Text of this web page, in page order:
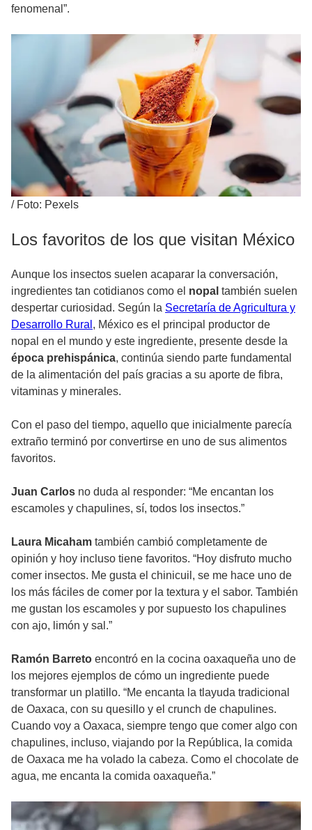
fenomenal”.
/ Foto: Pexels
Los favoritos de los que visitan México
Aunque los insectos suelen acaparar la conversación,
ingredientes tan cotidianos como el nopal también suelen
despertar curiosidad. Según la Secretaría de Agricultura y
Desarrollo Rural , México es el principal productor de
nopal en el mundo y este ingrediente, presente desde la
época prehispánica, continúa siendo parte fundamental
de la alimentación del país gracias a su aporte de fibra,
vitaminas y minerales.
Con el paso del tiempo, aquello que inicialmente parecía
extraño terminó por convertirse en uno de sus alimentos
favoritos.
Juan Carlos no duda al responder: “Me encantan los
escamoles y chapulines, sí, todos los insectos.”
Laura Micaham también cambió completamente de
opinión y hoy incluso tiene favoritos. “Hoy disfruto mucho
comer insectos. Me gusta el chinicuil, se me hace uno de
los más fáciles de comer por la textura y el sabor. También
me gustan los escamoles y por supuesto los chapulines
con ajo, limón y sal.”
Ramón Barreto encontró en la cocina oaxaqueña uno de
los mejores ejemplos de cómo un ingrediente puede
transformar un platillo. “Me encanta la tlayuda tradicional
de Oaxaca, con su quesillo y el crunch de chapulines.
Cuando voy a Oaxaca, siempre tengo que comer algo con
chapulines, incluso, viajando por la República, la comida
de Oaxaca me ha volado la cabeza. Como el chocolate de
agua, me encanta la comida oaxaqueña.”